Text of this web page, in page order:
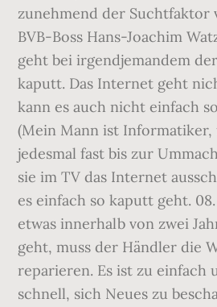
zunehmend der Suchtfaktor
BVB-Boss Hans-Joachim
geht bei irgendjemandem
kaputt. Das Internet geht
kann es auch nicht einfach
(Mein Mann ist
jedesmal fast bis zur
sie im TV das Internet
es einfach so kaputt geht.
etwas innerhalb von zwei
geht, muss der Händler die
reparieren. Es ist zu einfach
schnell, sich Neues zu